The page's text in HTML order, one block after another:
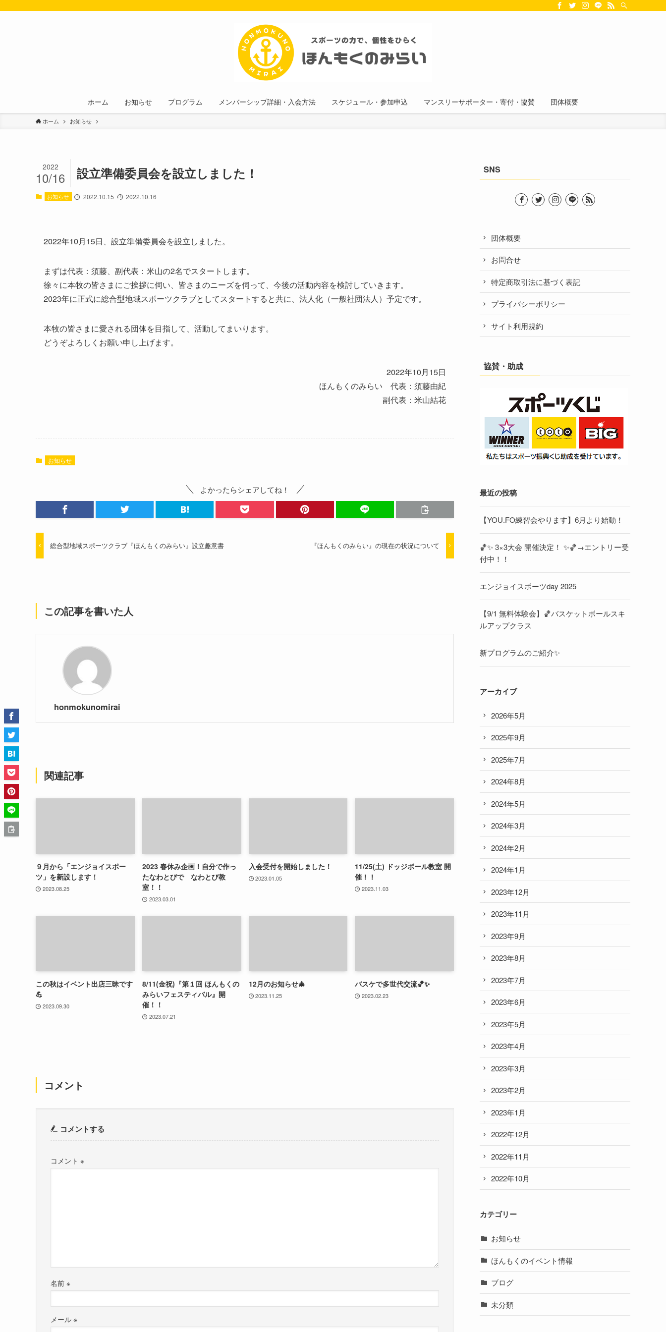
ホーム お知らせ プログラム メンバーシップ詳細・入会方法 スケジュール・参加申込 マンスリーサポーター・寄付・協賛 団体概要
ホーム お知らせ
設立準備委員会を設立しました！
2022
10/16
お知らせ 2022.10.15 2022.10.16
2022年10月15日、設立準備委員会を設立しました。
まずは代表：須藤、副代表：米山の2名でスタートします。
徐々に本牧の皆さまにご挨拶に伺い、皆さまのニーズを伺って、今後の活動内容を検討していきます。
2023年に正式に総合型地域スポーツクラブとしてスタートすると共に、法人化（一般社団法人）予定です。
本牧の皆さまに愛される団体を目指して、活動してまいります。
どうぞよろしくお願い申し上げます。
2022年10月15日
ほんもくのみらい 代表：須藤由紀
副代表：米山結花
お知らせ
よかったらシェアしてね！
総合型地域スポーツクラブ『ほんもくのみらい』設立趣意書 『ほんもくのみらい』の現在の状況について
この記事を書いた人
honmokunomirai
関連記事
９月から「エンジョイスポー
ツ」を新設します！
2023.08.25
2023 春休み企画！自分で作っ
たなわとびで なわとび教
室！！
2023.03.01
入会受付を開始しました！
2023.01.05
11/25(土) ドッジボール教室 開
催！！
2023.11.03
この秋はイベント出店三昧です
💪
2023.09.30
8/11(金祝)『第１回 ほんもくの
みらいフェスティバル』開
催！！
2023.07.21
12月のお知らせ🎄
2023.11.25
バスケで多世代交流🏀✨
2023.02.23
コメント
コメントする
コメント ※
名前 ※
メール ※
SNS
団体概要
お問合せ
特定商取引法に基づく表記
プライバシーポリシー
サイト利用規約
協賛・助成
最近の投稿
【YOU.FO練習会やります】6月より始動！
🏀✨ 3×3大会 開催決定！ ✨🏀→エントリー受
付中！！
エンジョイスポーツday 2025
【9/1 無料体験会】🏀バスケットボールスキ
ルアップクラス
新プログラムのご紹介✨
アーカイブ
2026年5月
2025年9月
2025年7月
2024年8月
2024年5月
2024年3月
2024年2月
2024年1月
2023年12月
2023年11月
2023年9月
2023年8月
2023年7月
2023年6月
2023年5月
2023年4月
2023年3月
2023年2月
2023年1月
2022年12月
2022年11月
2022年10月
カテゴリー
お知らせ
ほんもくのイベント情報
ブログ
未分類